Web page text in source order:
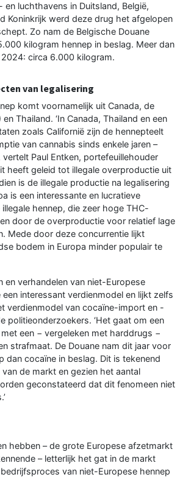
en luchthavens in Duitsland, België,
Koninkrijk werd deze drug het afgelopen
Zo nam de Belgische Douane
kilogram hennep in beslag. Meer dan
circa 6.000 kilogram.
van legalisering
komt voornamelijk uit Canada, de
Thailand. ‘In Canada, Thailand en een
zoals Californië zijn de hennepteelt
van cannabis sinds enkele jaren –
vertelt Paul Entken, portefeuillehouder
heeft geleid tot illegale overproductie uit
is de illegale productie na legalisering
is een interessante en lucratieve
hennep, die zeer hoge THC-
door de overproductie voor relatief lage
Mede door deze concurrentie lijkt
bodem in Europa minder populair te
en verhandelen van niet-Europese
interessant verdienmodel en lijkt zelfs
verdienmodel van cocaïne-import en -
politieonderzoekers. ‘Het gaat om een
een − vergeleken met harddrugs −
strafmaat. De Douane nam dit jaar voor
dan cocaïne in beslag. Dit is tekenend
de markt en gezien het aantal
geconstateerd dat dit fenomeen niet
hebben – de grote Europese afzetmarkt
– letterlijk het gat in de markt
bedrijfsproces van niet-Europese hennep